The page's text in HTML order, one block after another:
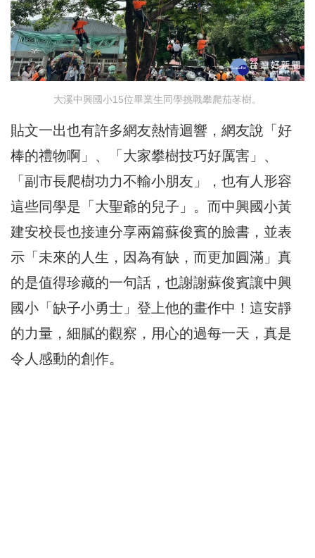
大溪中興國小15位畢業生同學挑戰攀爬茄苳樹。
貼文一出也有許多網友熱情迴響，網友說「好
棒的禮物啊」、「大家攀樹技巧好厲害」、
「副市長爬樹功力不輸小朋友」，也有人形容
這些同學是「大聖爺的兒子」。而中興國小黃
建安校長也接連分享兩篇蘇俊賓的臉書，並表
示「未來的人生，因為有缺，而更加圓滿」真
的是值得珍藏的一句話，也謝謝蘇俊賓讓中興
國小「缺子小勇士」登上他的畫作中！這安靜
的力量，細膩的觀察，用心的過每一天，真是
令人感動的創作。